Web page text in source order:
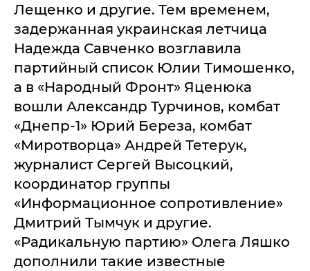
Лещенко и другие. Тем временем,
задержанная украинская летчица
Надежда Савченко возглавила
партийный список Юлии Тимошенко,
а в «Народный Фронт» Яценюка
вошли Александр Турчинов, комбат
«Днепр-1» Юрий Береза, комбат
«Миротворца» Андрей Тетерук,
журналист Сергей Высоцкий,
координатор группы
«Информационное сопротивление»
Дмитрий Тымчук и другие.
«Радикальную партию» Олега Ляшко
дополнили такие известные